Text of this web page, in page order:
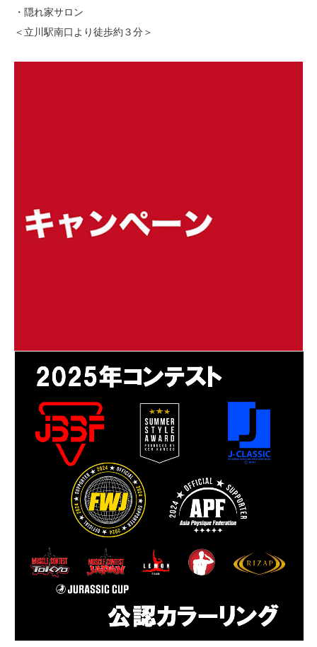
・隠れ家サロン
＜立川駅南口より徒歩約３分＞